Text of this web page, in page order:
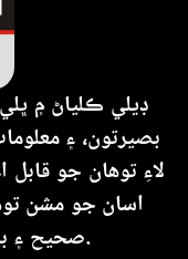
ڊيلي ڪلياڻ ۾
بصيرتون، ۽
لاءِ توهان جو قابل
اسان جو مشن
صحيح ۽ بروقت خبرون پهچائڻ آهي.